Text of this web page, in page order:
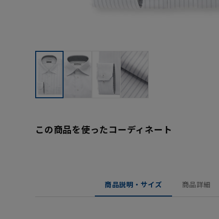
この商品を使ったコーディネート
商品説明・サイズ 商品詳細